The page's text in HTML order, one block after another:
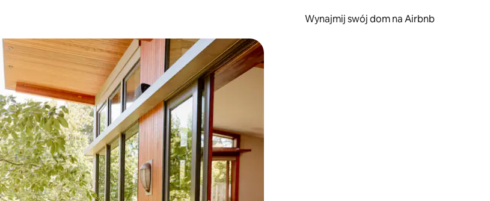
Wynajmij swój dom na Airbnb